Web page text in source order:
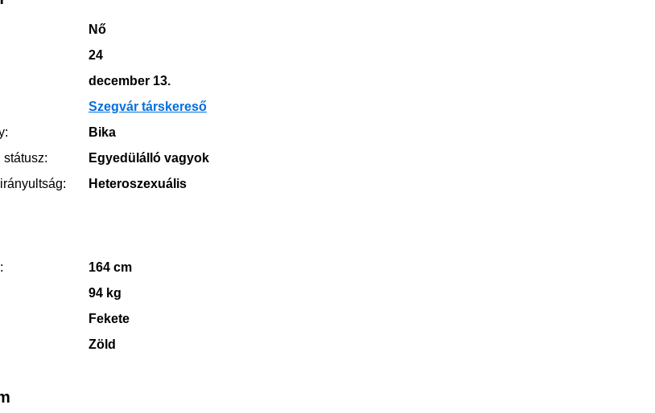
Nő
24
december 13.
Szegvár társkereső
Bika
státusz:
Egyedülálló vagyok
Heteroszexuális
164 cm
94 kg
Fekete
Zöld